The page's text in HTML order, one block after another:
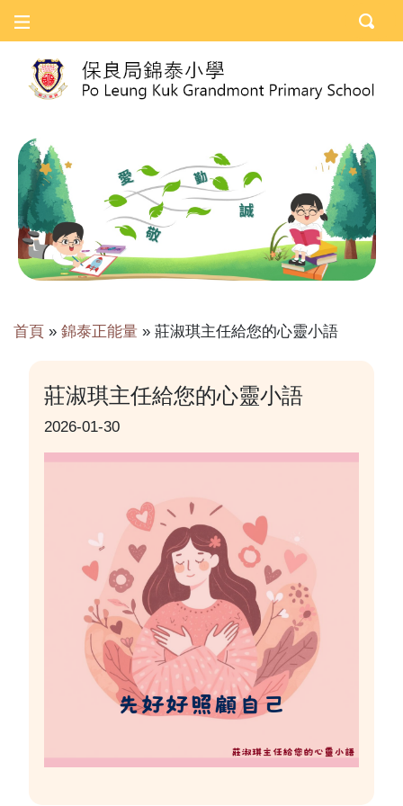
首頁 » 錦泰正能量 » 莊淑琪主任給您的心靈小語
莊淑琪主任給您的心靈小語
2026-01-30